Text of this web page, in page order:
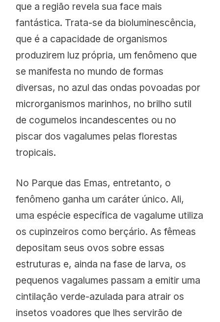
que a região revela sua face mais
fantástica. Trata-se da bioluminescência,
que é a capacidade de organismos
produzirem luz própria, um fenômeno que
se manifesta no mundo de formas
diversas, no azul das ondas povoadas por
microrganismos marinhos, no brilho sutil
de cogumelos incandescentes ou no
piscar dos vagalumes pelas florestas
tropicais.
No Parque das Emas, entretanto, o
fenômeno ganha um caráter único. Ali,
uma espécie específica de vagalume utiliza
os cupinzeiros como berçário. As fêmeas
depositam seus ovos sobre essas
estruturas e, ainda na fase de larva, os
pequenos vagalumes passam a emitir uma
cintilação verde-azulada para atrair os
insetos voadores que lhes servirão de